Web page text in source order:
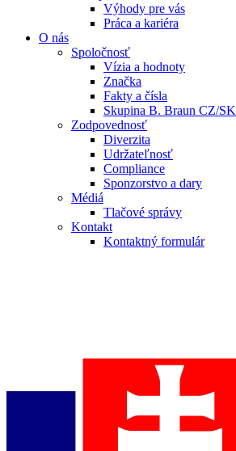
Výhody pre vás
Práca a kariéra
O nás
Spoločnosť
Vízia a hodnoty
Značka
Fakty a čísla
Skupina B. Braun CZ/SK
Zodpovednosť
Diverzita
Udržateľnosť
Compliance
Sponzorstvo a dary
Médiá
Tlačové správy
Kontakt
Kontaktný formulár